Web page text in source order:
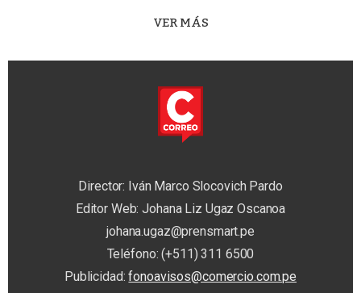
VER MÁS
Director: Iván Marco Slocovich Pardo
Editor Web: Johana Liz Ugaz Oscanoa
johana.ugaz@prensmart.pe
Teléfono: (+511) 311 6500
Publicidad:fonoavisos@comercio.com.pe